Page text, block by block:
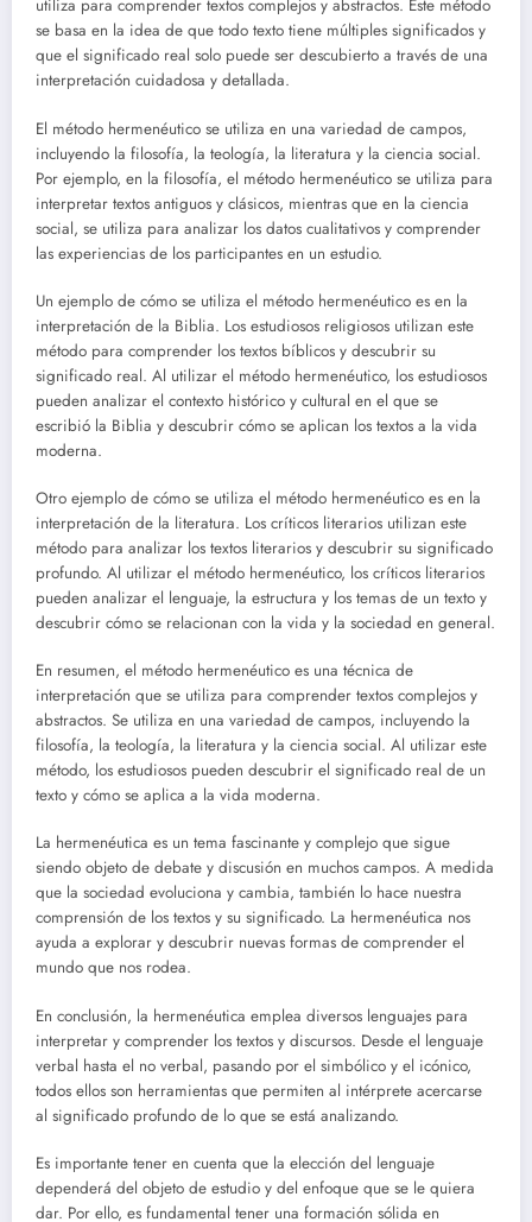
utiliza para comprender textos complejos y abstractos. Este método
se basa en la idea de que todo texto tiene múltiples significados y
que el significado real solo puede ser descubierto a través de una
interpretación cuidadosa y detallada.
El método hermenéutico se utiliza en una variedad de campos,
incluyendo la filosofía, la teología, la literatura y la ciencia social.
Por ejemplo, en la filosofía, el método hermenéutico se utiliza para
interpretar textos antiguos y clásicos, mientras que en la ciencia
social, se utiliza para analizar los datos cualitativos y comprender
las experiencias de los participantes en un estudio.
Un ejemplo de cómo se utiliza el método hermenéutico es en la
interpretación de la Biblia. Los estudiosos religiosos utilizan este
método para comprender los textos bíblicos y descubrir su
significado real. Al utilizar el método hermenéutico, los estudiosos
pueden analizar el contexto histórico y cultural en el que se
escribió la Biblia y descubrir cómo se aplican los textos a la vida
moderna.
Otro ejemplo de cómo se utiliza el método hermenéutico es en la
interpretación de la literatura. Los críticos literarios utilizan este
método para analizar los textos literarios y descubrir su significado
profundo. Al utilizar el método hermenéutico, los críticos literarios
pueden analizar el lenguaje, la estructura y los temas de un texto y
descubrir cómo se relacionan con la vida y la sociedad en general.
En resumen, el método hermenéutico es una técnica de
interpretación que se utiliza para comprender textos complejos y
abstractos. Se utiliza en una variedad de campos, incluyendo la
filosofía, la teología, la literatura y la ciencia social. Al utilizar este
método, los estudiosos pueden descubrir el significado real de un
texto y cómo se aplica a la vida moderna.
La hermenéutica es un tema fascinante y complejo que sigue
siendo objeto de debate y discusión en muchos campos. A medida
que la sociedad evoluciona y cambia, también lo hace nuestra
comprensión de los textos y su significado. La hermenéutica nos
ayuda a explorar y descubrir nuevas formas de comprender el
mundo que nos rodea.
En conclusión, la hermenéutica emplea diversos lenguajes para
interpretar y comprender los textos y discursos. Desde el lenguaje
verbal hasta el no verbal, pasando por el simbólico y el icónico,
todos ellos son herramientas que permiten al intérprete acercarse
al significado profundo de lo que se está analizando.
Es importante tener en cuenta que la elección del lenguaje
dependerá del objeto de estudio y del enfoque que se le quiera
dar. Por ello, es fundamental tener una formación sólida en